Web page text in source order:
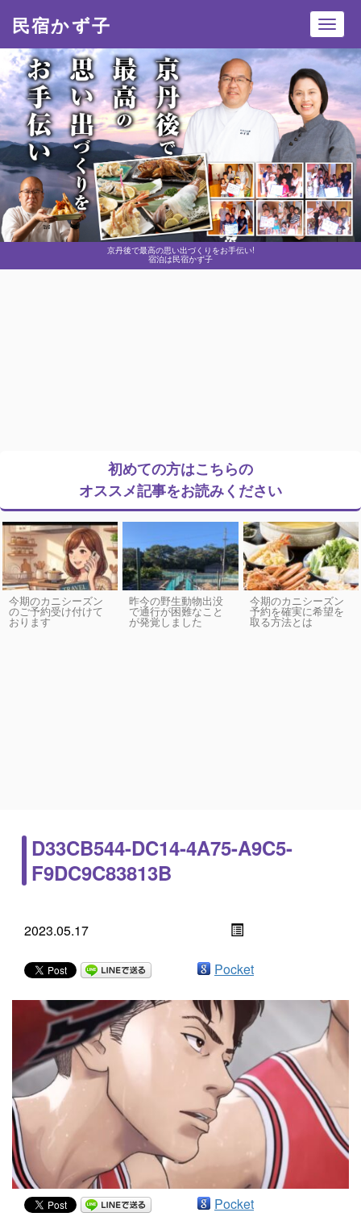
京丹後で最高の思い出づくりをお手伝い!
宿泊は民宿かず子
民宿かず子
初めての方はこちらの
オススメ記事をお読みください
今期のカニシーズン
のご予約受け付けて
おります
昨今の野生動物出没
で通行が困難なこと
が発覚しました
今期のカニシーズン
予約を確実に希望を
取る方法とは
D33CB544-DC14-4A75-A9C5-
F9DC9C83813B
2023.05.17
Pocket
Pocket